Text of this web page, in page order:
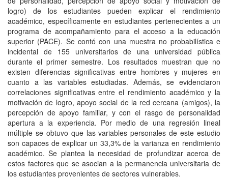
logro) de los estudiantes pueden explicar el rendimiento
académico, específicamente en estudiantes pertenecientes a un
programa de acompañamiento para el acceso a la educación
superior (PACE). Se contó con una muestra no probabilística e
incidental de 155 universitarios de una universidad pública
durante el primer semestre. Los resultados muestran que no
existen diferencias significativas entre hombres y mujeres en
cuanto a las variables estudiadas. Además, se evidenciaron
correlaciones significativas entre el rendimiento académico y la
motivación de logro, apoyo social de la red cercana (amigos), la
percepción de apoyo familiar, y con el rasgo de personalidad
apertura a la experiencia. Por medio de una regresión lineal
múltiple se obtuvo que las variables personales de este estudio
son capaces de explicar un 33,3% de la varianza en rendimiento
académico. Se plantea la necesidad de profundizar acerca de
estos factores que se asocian a la permanencia universitaria de
los estudiantes provenientes de sectores vulnerables.